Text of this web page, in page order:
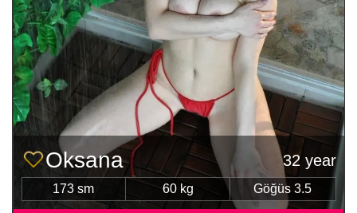
Oksana 32 year
173 sm 60 kg Göğüs 3.5